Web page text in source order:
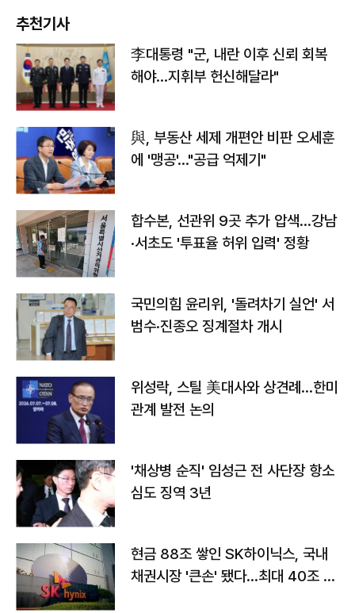
추천기사
李대통령 "군, 내란 이후 신뢰 회복
해야…지휘부 헌신해달라"
與, 부동산 세제 개편안 비판 오세훈
에 '맹공'…"공급 억제기"
합수본, 선관위 9곳 추가 압색…강남
·서초도 '투표율 허위 입력' 정황
국민의힘 윤리위, '돌려차기 실언' 서
범수·진종오 징계절차 개시
위성락, 스틸 美대사와 상견례…한미
관계 발전 논의
'채상병 순직' 임성근 전 사단장 항소
심도 징역 3년
현금 88조 쌓인 SK하이닉스, 국내
채권시장 '큰손' 됐다…최대 40조 투